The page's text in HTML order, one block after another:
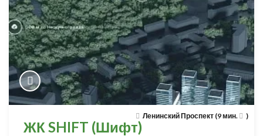
Ленинский Проспект (9 мин. )
ЖК SHIFT (Шифт)